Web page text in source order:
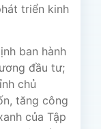
triển kinh
ban hành
đầu tư;
chủ
tăng công
của Tập